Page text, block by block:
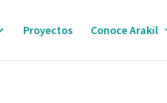
Proyectos Conoce Arakil